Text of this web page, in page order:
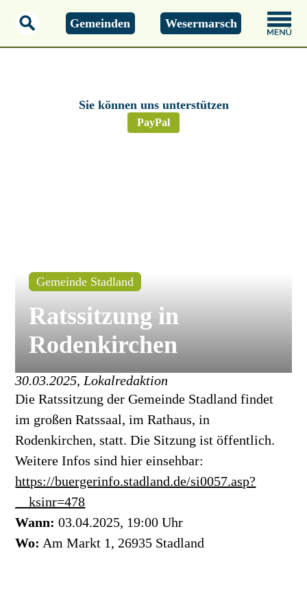
Gemeinden Wesermarsch
Sie können uns unterstützen
PayPal
Gemeinde Stadland
Ratssitzung in
Rodenkirchen
30.03.2025, Lokalredaktion
Die Ratssitzung der Gemeinde Stadland findet
im großen Ratssaal, im Rathaus, in
Rodenkirchen, statt. Die Sitzung ist öffentlich.
Weitere Infos sind hier einsehbar:
https://buergerinfo.stadland.de/si0057.asp?
__ksinr=478
Wann: 03.04.2025, 19:00 Uhr
Wo: Am Markt 1, 26935 Stadland